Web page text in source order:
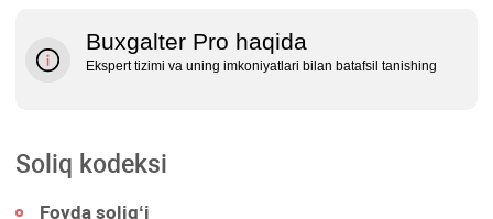
Buxgalter Pro haqida
Ekspert tizimi va uning imkoniyatlari bilan batafsil tanishing
Soliq kodeksi
Foyda soligʻi